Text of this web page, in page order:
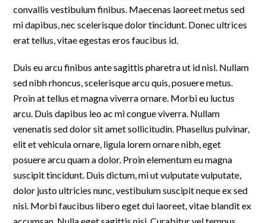
convallis vestibulum finibus. Maecenas laoreet metus sed
mi dapibus, nec scelerisque dolor tincidunt. Donec ultrices
erat tellus, vitae egestas eros faucibus id.
Duis eu arcu finibus ante sagittis pharetra ut id nisl. Nullam
sed nibh rhoncus, scelerisque arcu quis, posuere metus.
Proin at tellus et magna viverra ornare. Morbi eu luctus
arcu. Duis dapibus leo ac mi congue viverra. Nullam
venenatis sed dolor sit amet sollicitudin. Phasellus pulvinar,
elit et vehicula ornare, ligula lorem ornare nibh, eget
posuere arcu quam a dolor. Proin elementum eu magna
suscipit tincidunt. Duis dictum, mi ut vulputate vulputate,
dolor justo ultricies nunc, vestibulum suscipit neque ex sed
nisi. Morbi faucibus libero eget dui laoreet, vitae blandit ex
accumsan. Nulla eget sagittis nisi. Curabitur vel tempus